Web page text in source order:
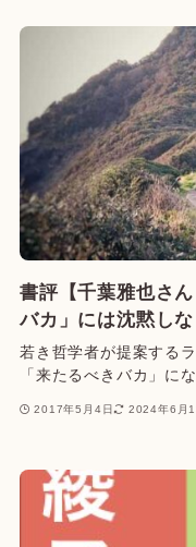
書評【千葉雅也さ
バカ」には沈黙し
若き哲学者が提案する
「来たるべきバカ」に
2017年5月4日 2024年6月